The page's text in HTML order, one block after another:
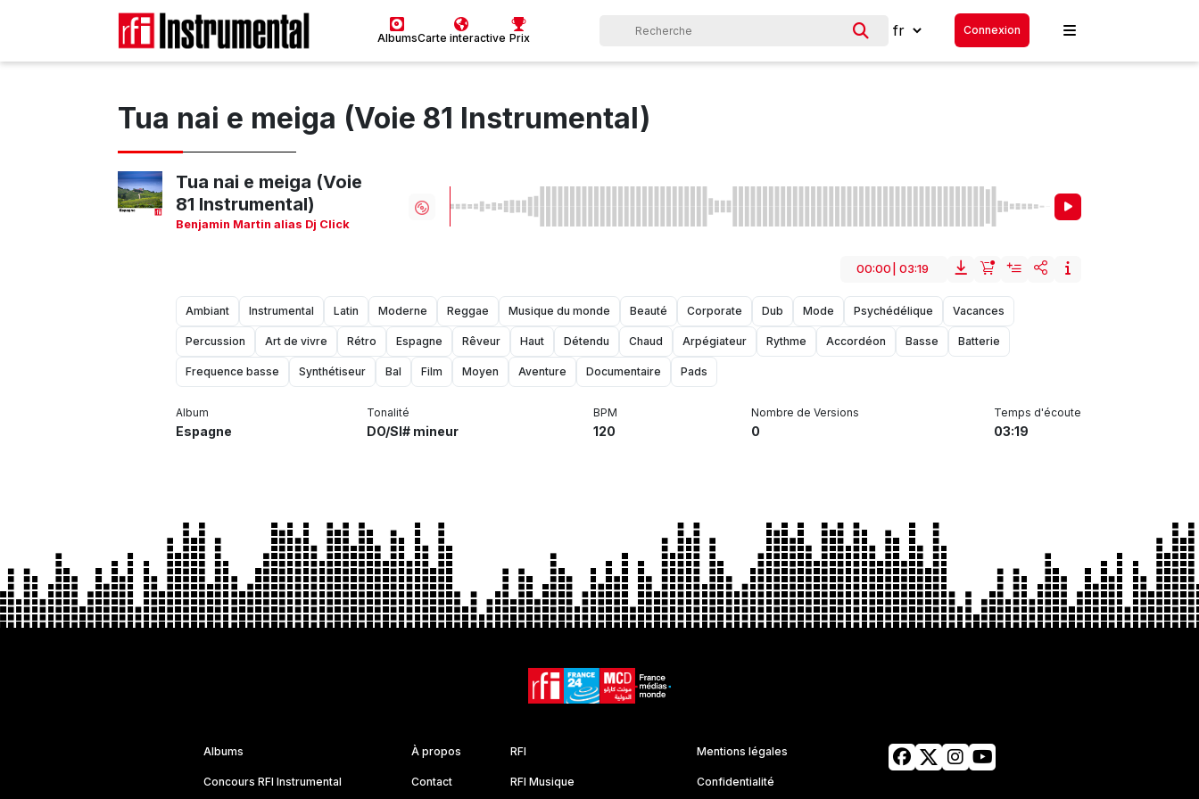
AlbumsCarte interactive Prix
Connexion
Tua nai e meiga (Voie 81 Instrumental)
Tua nai e meiga (Voie
81 Instrumental)
Benjamin Martin alias Dj Click
00:00 03:19
Ambiant Instrumental Latin Moderne Reggae Musique du monde Beauté Corporate Dub Mode Psychédélique Vacances
Percussion Art de vivre Rétro Espagne Rêveur Haut Détendu Chaud Arpégiateur Rythme Accordéon Basse Batterie
Frequence basse Synthétiseur Bal Film Moyen Aventure Documentaire Pads
Album
Espagne
Tonalité
DO/SI# mineur
BPM
120
Nombre de Versions
0
Temps d'écoute
03:19
Albums
Concours RFI Instrumental
À propos
Contact
RFI
RFI Musique
Mentions légales
Confidentialité